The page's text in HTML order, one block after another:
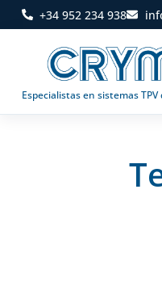
+34 952 234 938
Especialistas en sistemas TPV